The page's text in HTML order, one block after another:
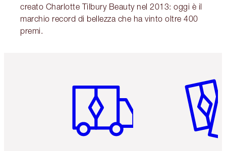
creato Charlotte Tilbury Beauty nel 2013: oggi è il
marchio record di bellezza che ha vinto oltre 400
premi.